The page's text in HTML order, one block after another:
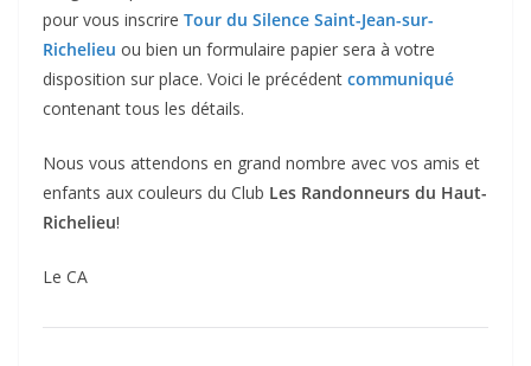
pour vous inscrire Tour du Silence Saint-Jean-sur-
Richelieu ou bien un formulaire papier sera à votre
disposition sur place. Voici le précédent communiqué
contenant tous les détails.
Nous vous attendons en grand nombre avec vos amis et
enfants aux couleurs du Club Les Randonneurs du Haut-
Richelieu!
Le CA